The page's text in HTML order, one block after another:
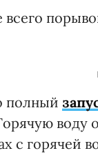
всего
полный
воду
с горячей